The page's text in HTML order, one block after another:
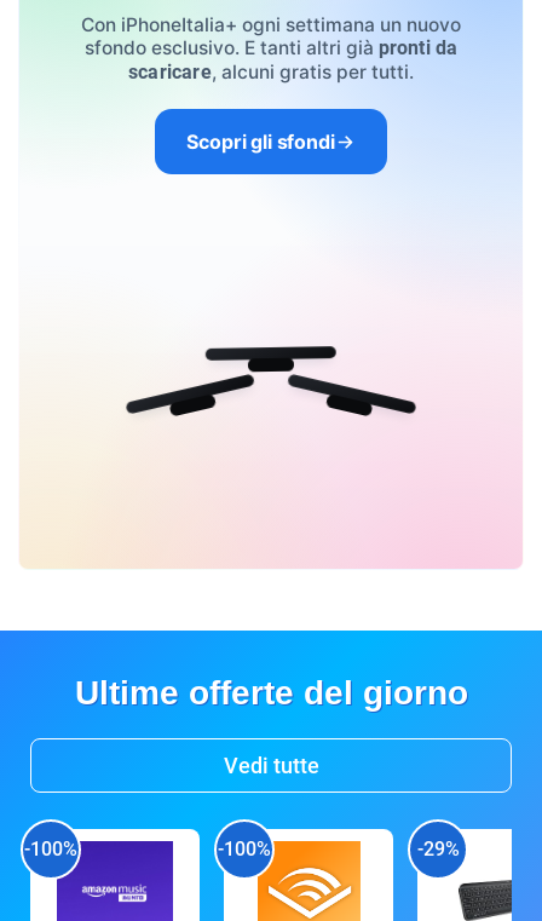
Con iPhoneItalia+ ogni settimana un nuovo
sfondo esclusivo. E tanti altri già pronti da
scaricare, alcuni gratis per tutti.
Scopri gli sfondi
Ultime offerte del giorno
Vedi tutte
-100% -100% -29%